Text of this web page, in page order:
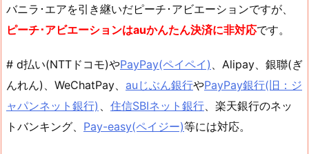
バニラ･エアを引き継いだピーチ･アビエーションですが、
ピーチ･アビエーションはauかんたん決済に非対応です。
# d払い(NTTドコモ)やPayPay(ペイペイ) 、Alipay、銀聯(ぎ
んれん)、WeChatPay、 auじぶん銀行やPayPay銀行(旧：ジ
ャパンネット銀行) 、 住信SBIネット銀行、楽天銀行のネッ
トバンキング、 Pay-easy(ペイジー)等には対応。